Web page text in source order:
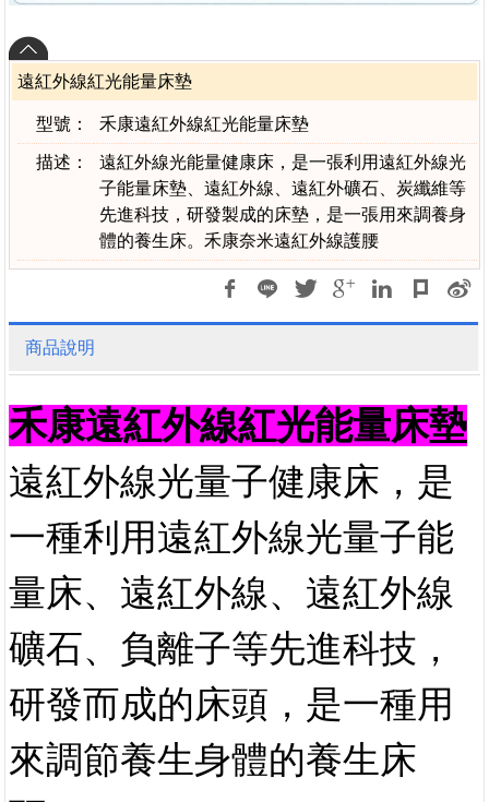
遠紅外線紅光能量床墊
型號： 禾康遠紅外線紅光能量床墊
描述：
遠紅外線光能量健康床，是一張利用遠紅外線光
子能量床墊、遠紅外線、遠紅外礦石、炭纖維等
先進科技，研發製成的床墊，是一張用來調養身
體的養生床。禾康奈米遠紅外線護腰
商品說明
禾康遠紅外線紅光能量床墊
遠紅外線光量子健康床，是
一種利用遠紅外線光量子能
量床、遠紅外線、遠紅外線
礦石、負離子等先進科技，
研發而成的床頭，是一種用
來調節養生身體的養生床